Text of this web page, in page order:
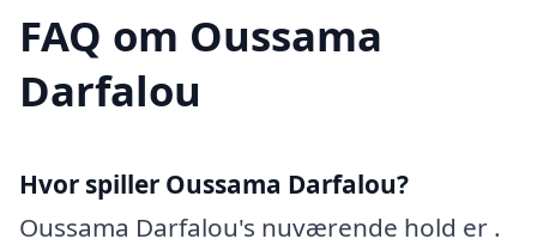
FAQ om Oussama
Darfalou
Hvor spiller Oussama Darfalou?
Oussama Darfalou's nuværende hold er .